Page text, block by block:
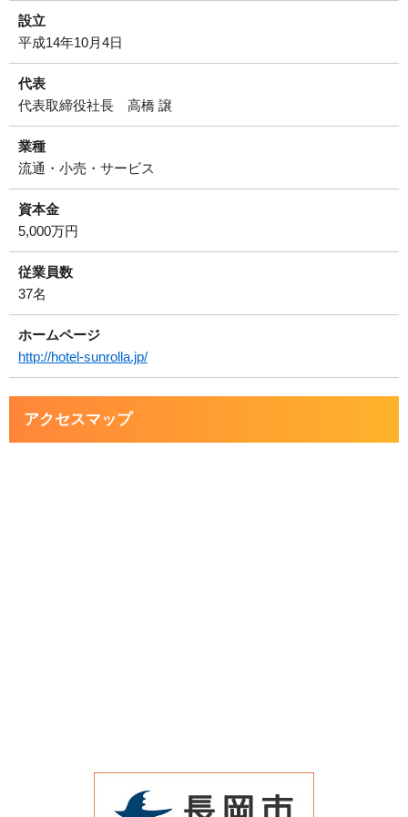
設立
平成14年10月4日
代表
代表取締役社長 高橋 譲
業種
流通・小売・サービス
資本金
5,000万円
従業員数
37名
ホームページ
http://hotel-sunrolla.jp/
アクセスマップ